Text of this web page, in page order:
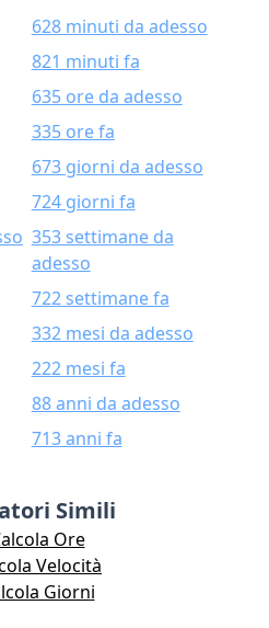
628 minuti da adesso
821 minuti fa
635 ore da adesso
335 ore fa
673 giorni da adesso
724 giorni fa
353 settimane da
adesso
722 settimane fa
332 mesi da adesso
222 mesi fa
88 anni da adesso
713 anni fa
Simili
Ore
Velocità
Giorni